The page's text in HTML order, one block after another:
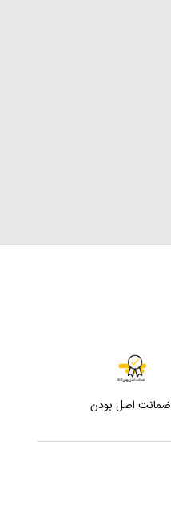
ضمانت اصل بودن